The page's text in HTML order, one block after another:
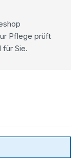
Pflege prüft
Sie.